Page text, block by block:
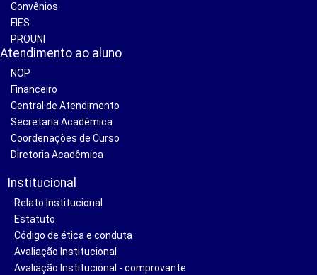
Convênios
FIES
PROUNI
Atendimento ao aluno
NOP
Financeiro
Central de Atendimento
Secretaria Acadêmica
Coordenações de Curso
Diretoria Acadêmica
Institucional
Relato Institucional
Estatuto
Código de ética e conduta
Avaliação Institucional
Avaliação Institucional - comprovante